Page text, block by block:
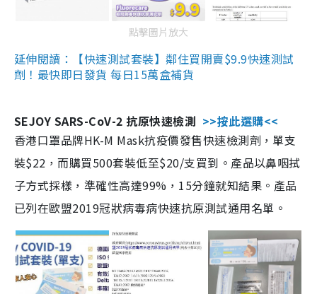
點擊圖片放大
延伸閱讀：【快速測試套裝】鄰住買開賣$9.9快速測試
劑！最快即日發貨 每日15萬盒補貨
SEJOY SARS-CoV-2 抗原快速檢測 >>按此選購<<
香港口罩品牌HK-M Mask抗疫價發售快速檢測劑，單支
裝$22，而購買500套裝低至$20/支買到。產品以鼻咽拭
子方式採樣，準確性高達99%，15分鐘就知結果。產品
已列在歐盟2019冠狀病毒病快速抗原測試通用名單。